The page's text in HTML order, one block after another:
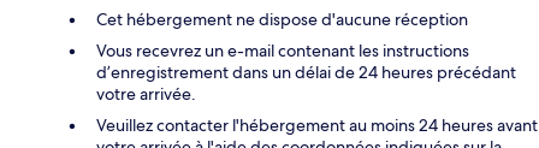
Cet hébergement ne dispose d'aucune réception
Vous recevrez un e-mail contenant les instructions
d’enregistrement dans un délai de 24 heures précédant
votre arrivée.
Veuillez contacter l'hébergement au moins 24 heures avant